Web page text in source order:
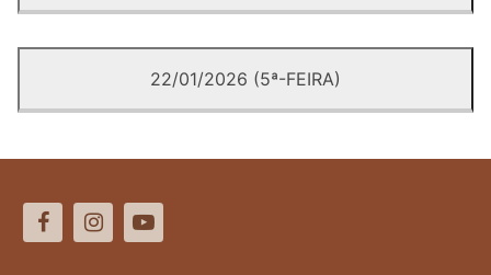
22/01/2026 (5ª-FEIRA)